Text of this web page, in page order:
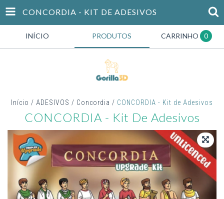
CONCORDIA - KIT DE ADESIVOS
INÍCIO PRODUTOS CARRINHO 0
Início / ADESIVOS / Concordia / CONCORDIA - Kit de Adesivos
CONCORDIA - Kit De Adesivos